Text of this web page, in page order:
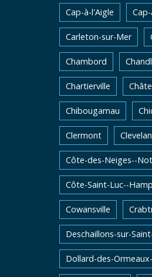
Cap-à-l'Aigle
Carleton-sur-Mer
Chambord
Chartierville
Chibougamau
Clermont
Côte-des-Neiges--
Côte-Saint-Luc--
Cowansville
Deschaillons-sur-
Dollard-des-